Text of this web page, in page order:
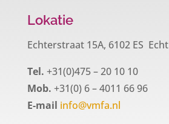
Lokatie
Echterstraat 15A, 6102 ES Echt
Tel. +31(0)475 – 20 10 10
Mob. +31(0) 6 – 4011 66 96
E-mail info@vmfa.nl